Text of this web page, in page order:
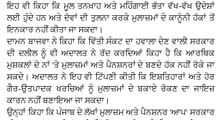
ਇਹ ਵੀ ਕਿਹਾ ਕਿ ਮੂਲ ਤਨਖ਼ਾਹ ਅਤੇ ਮਹਿੰਗਾਈ ਭੱਤਾ ਵੱਖ-ਵੱਖ ਉਦੇਸ਼ਾਂ
ਲਈ ਹੁੰਦੇ ਹਨ ਅਤੇ ਦੋਵਾਂ ਦੀ ਤੁਲਨਾ ਕਰਕੇ ਮੁਲਾਜ਼ਮਾਂ ਦੇ ਕਾਨੂੰਨੀ ਹੱਕਾਂ ਤੋਂ
ਇਨਕਾਰ ਨਹੀਂ ਕੀਤਾ ਜਾ ਸਕਦਾ।
ਦਾਮਨ ਬਾਜਵਾ ਨੇ ਕਿਹਾ ਕਿ ਵਿੱਤੀ ਸੰਕਟ ਦਾ ਹਵਾਲਾ ਦੇਣ ਵਾਲੀ ਸਰਕਾਰ
ਦੀ ਦਲੀਲ ਨੂੰ ਵੀ ਅਦਾਲਤ ਨੇ ਰੱਦ ਕਰਦਿਆਂ ਕਿਹਾ ਹੈ ਕਿ ਆਰਥਿਕ
ਮੁਸ਼ਕਲਾਂ ਦੇ ਨਾਂ 'ਤੇ ਮੁਲਾਜ਼ਮਾਂ ਅਤੇ ਪੈਨਸ਼ਨਰਾਂ ਦੇ ਬਣਦੇ ਹੱਕ ਨਹੀਂ ਰੋਕੇ ਜਾ
ਸਕਦੇ। ਅਦਾਲਤ ਨੇ ਇਹ ਵੀ ਟਿੱਪਣੀ ਕੀਤੀ ਕਿ ਇਸ਼ਤਿਹਾਰਾਂ ਅਤੇ ਹੋਰ
ਗੈਰ-ਉਤਪਾਦਕ ਖਰਚਿਆਂ ਨੂੰ ਮੁਲਾਜ਼ਮਾਂ ਦੇ ਬਕਾਏ ਰੋਕਣ ਦਾ ਜਾਇਜ਼
ਕਾਰਨ ਨਹੀਂ ਬਣਾਇਆ ਜਾ ਸਕਦਾ।
ਉਨ੍ਹਾਂ ਕਿਹਾ ਕਿ ਪੰਜਾਬ ਦੇ ਲੱਖਾਂ ਮੁਲਾਜ਼ਮ ਅਤੇ ਪੈਨਸ਼ਨਰ 'ਆਪ' ਸਰਕਾਰ